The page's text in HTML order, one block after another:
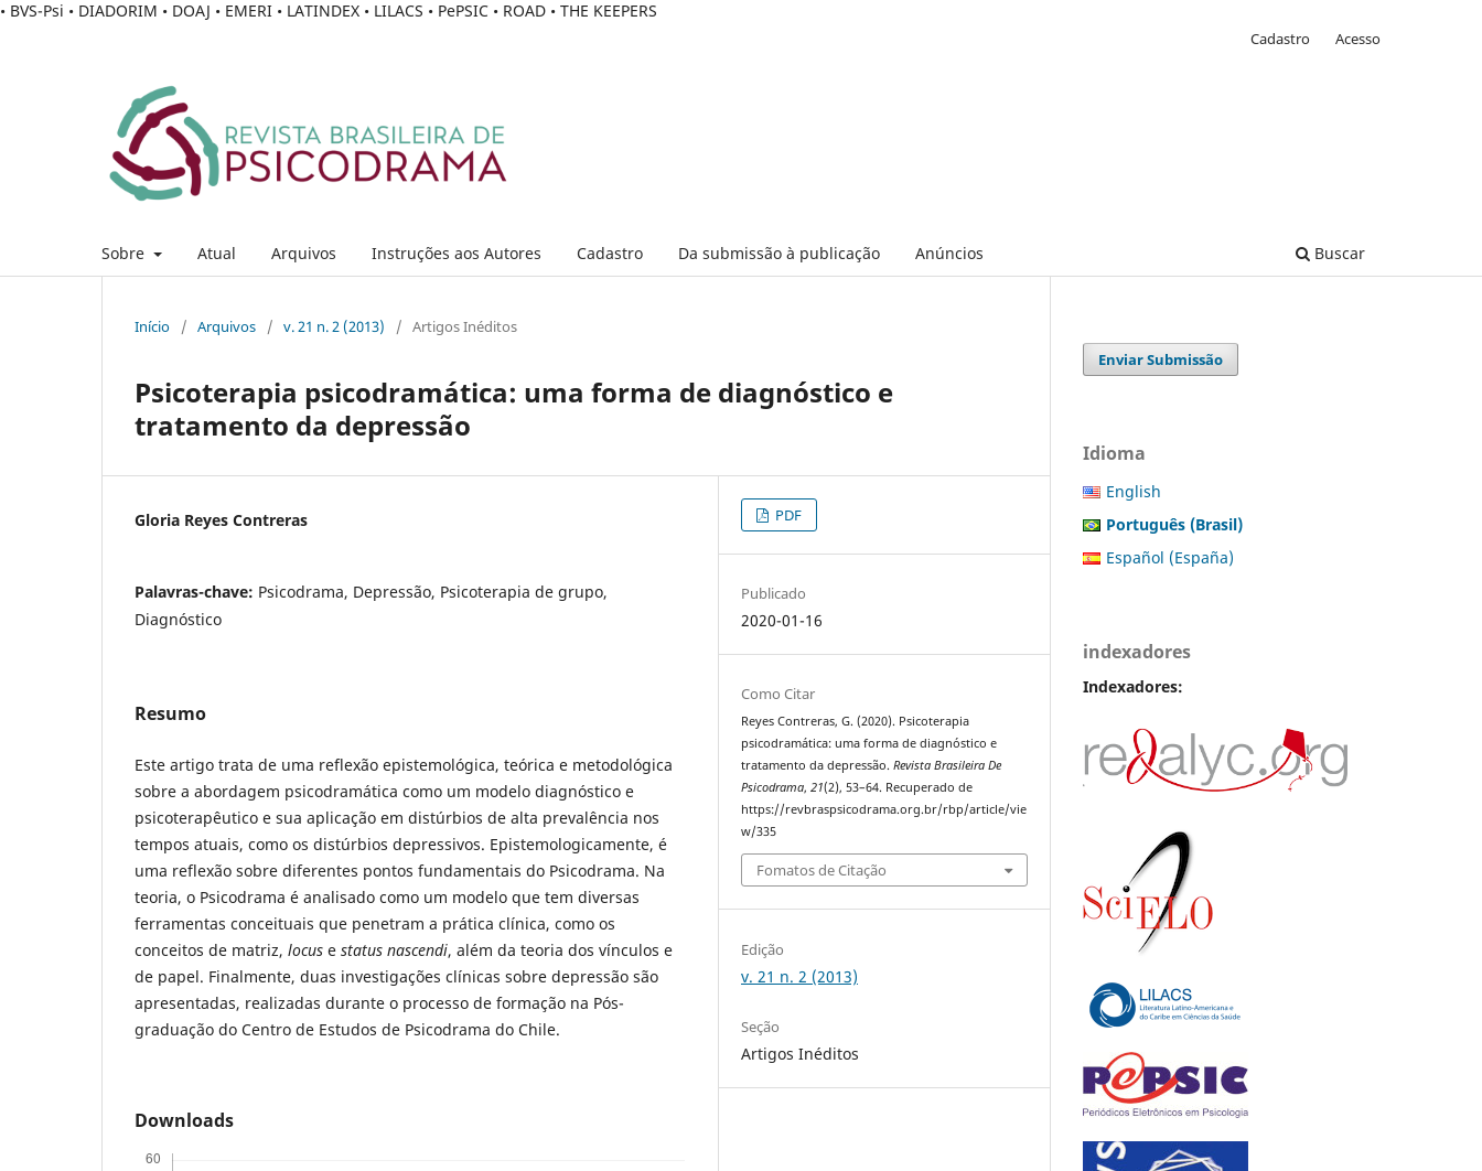
• BVS-Psi • DIADORIM • DOAJ • EMERI • LATINDEX • LILACS • PePSIC • ROAD • THE KEEPERS
Sobre Atual Arquivos Instruções aos Autores Cadastro Da submissão à publicação Anúncios Buscar
Cadastro Acesso
Início / Arquivos / v. 21 n. 2 (2013) / Artigos Inéditos
Psicoterapia psicodramática: uma forma de diagnóstico e
tratamento da depressão
Gloria Reyes Contreras
Palavras-chave: Psicodrama, Depressão, Psicoterapia de grupo,
Diagnóstico
Resumo
Este artigo trata de uma reflexão epistemológica, teórica e metodológica
sobre a abordagem psicodramática como um modelo diagnóstico e
psicoterapêutico e sua aplicação em distúrbios de alta prevalência nos
tempos atuais, como os distúrbios depressivos. Epistemologicamente, é
uma reflexão sobre diferentes pontos fundamentais do Psicodrama. Na
teoria, o Psicodrama é analisado como um modelo que tem diversas
ferramentas conceituais que penetram a prática clínica, como os
conceitos de matriz, locus e status nascendi, além da teoria dos vínculos e
de papel. Finalmente, duas investigações clínicas sobre depressão são
apresentadas, realizadas durante o processo de formação na Pós-
graduação do Centro de Estudos de Psicodrama do Chile.
Downloads
PDF
Publicado
2020-01-16
Como Citar
Reyes Contreras, G. (2020). Psicoterapia
psicodramática: uma forma de diagnóstico e
tratamento da depressão.Revista Brasileira De
Psicodrama,21(2), 53–64. Recuperado de
https://revbraspsicodrama.org.br/rbp/article/vie
w/335
Fomatos de Citação
Edição
v. 21 n. 2 (2013)
Seção
Artigos Inéditos
Enviar Submissão
Idioma
English
Português (Brasil)
Español (España)
indexadores
Indexadores: